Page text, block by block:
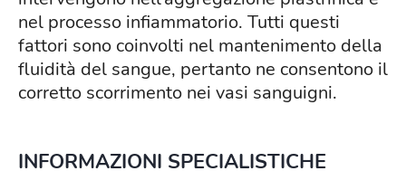
nel processo infiammatorio. Tutti questi
fattori sono coinvolti nel mantenimento della
fluidità del sangue, pertanto ne consentono il
corretto scorrimento nei vasi sanguigni.
INFORMAZIONI SPECIALISTICHE